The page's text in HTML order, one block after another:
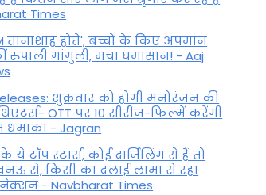
Times
तानाशाह होते', बच्चों के किए अपमान
रुपाली गांगुली, मचा घमासान! - Aaj
शुक्रवार को होगी मनोरंजन की
OTT पर 10 सीरीज-फिल्में करेंगी
धमाका - Jagran
ये टॉप स्टार्स, कोई दार्जिलिंग से हैं तो
से, किसी का दलाई लामा से रहा
- Navbharat Times